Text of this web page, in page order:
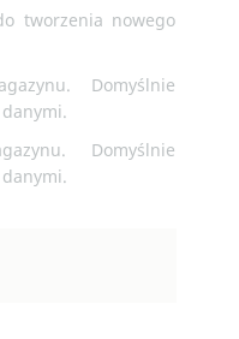
tworzenia nowego
Domyślnie
Domyślnie